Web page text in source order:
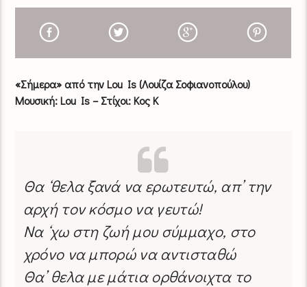
«Σήμερα» από την Lou Is (Λουίζα Σοφιανοπούλου)
Μουσική: Lou Is – Στίχοι: Κος Κ
Θα ‘θελα ξανά να ερωτευτώ, απ’ την
αρχή τον κόσμο να γευτώ!
Να ‘χω στη ζωή μου σύμμαχο, στο
χρόνο να μπορώ να αντισταθώ
Θα’ θελα με μάτια ορθάνοιχτα το